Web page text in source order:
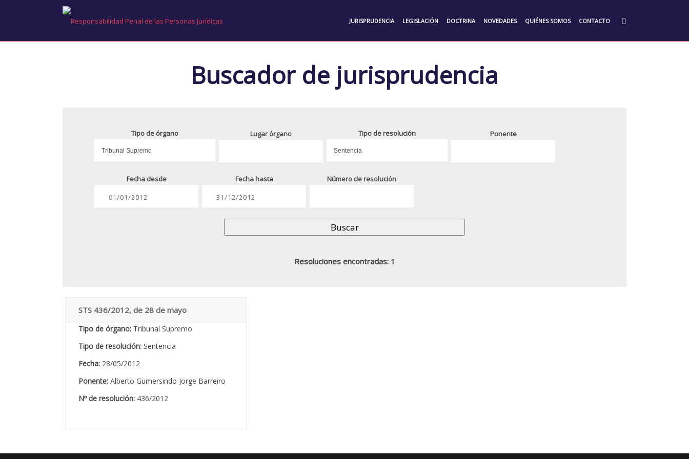
JURISPRUDENCIA LEGISLACIÓN DOCTRINA NOVEDADES QUIÉNES SOMOS CONTACTO
Buscador de jurisprudencia
Tipo de órgano Lugar órgano Tipo de resolución Ponente
Fecha desde Fecha hasta Número de resolución
Resoluciones encontradas: 1
STS 436/2012, de 28 de mayo
Tipo de órgano: Tribunal Supremo
Tipo de resolución: Sentencia
Fecha: 28/05/2012
Ponente: Alberto Gumersindo Jorge Barreiro
Nº de resolución: 436/2012